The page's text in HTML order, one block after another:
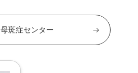
母斑症センター